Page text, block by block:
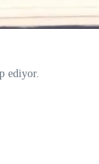
ediyor.